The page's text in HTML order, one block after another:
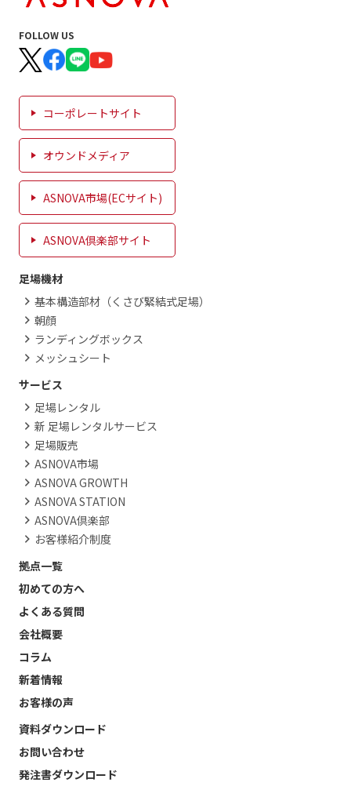
FOLLOW US
コーポレートサイト
オウンドメディア
ASNOVA市場(ECサイト)
ASNOVA倶楽部サイト
足場機材
基本構造部材（くさび緊結式足場）
朝顔
ランディングボックス
メッシュシート
サービス
足場レンタル
新 足場レンタルサービス
足場販売
ASNOVA市場
ASNOVA GROWTH
ASNOVA STATION
ASNOVA倶楽部
お客様紹介制度
拠点一覧
初めての方へ
よくある質問
会社概要
コラム
新着情報
お客様の声
資料ダウンロード
お問い合わせ
発注書ダウンロード